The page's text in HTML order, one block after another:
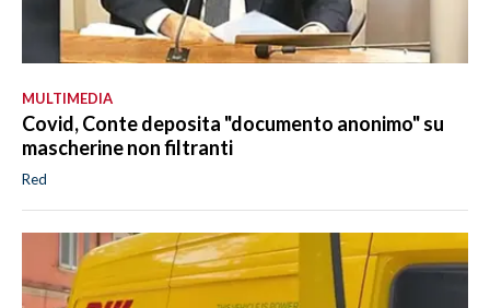
MULTIMEDIA
Covid, Conte deposita "documento anonimo" su
mascherine non filtranti
Red